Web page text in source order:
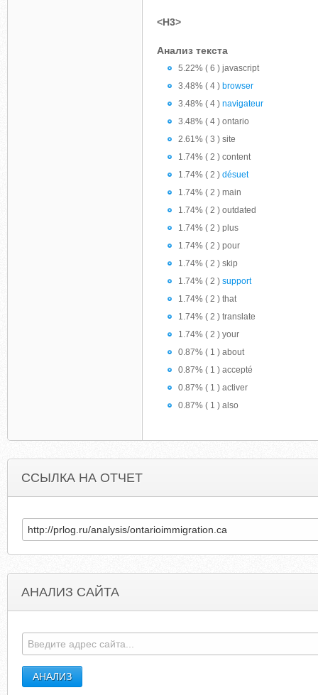
<H3>
Анализ текста
5.22% ( 6 ) javascript
3.48% ( 4 ) browser
3.48% ( 4 ) navigateur
3.48% ( 4 ) ontario
2.61% ( 3 ) site
1.74% ( 2 ) content
1.74% ( 2 ) désuet
1.74% ( 2 ) main
1.74% ( 2 ) outdated
1.74% ( 2 ) plus
1.74% ( 2 ) pour
1.74% ( 2 ) skip
1.74% ( 2 ) support
1.74% ( 2 ) that
1.74% ( 2 ) translate
1.74% ( 2 ) your
0.87% ( 1 ) about
0.87% ( 1 ) accepté
0.87% ( 1 ) activer
0.87% ( 1 ) also
ССЫЛКА НА ОТЧЕТ
АНАЛИЗ САЙТА